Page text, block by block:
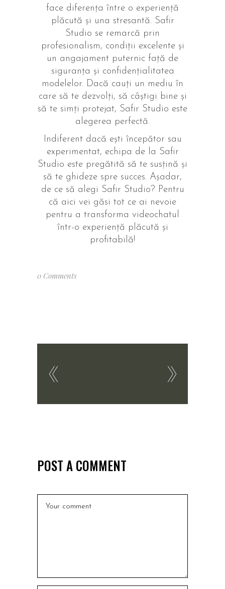
face diferența între o experiență
plăcută și una stresantă. Safir
Studio se remarcă prin
profesionalism, condiții excelente și
un angajament puternic față de
siguranța și confidențialitatea
modelelor. Dacă cauți un mediu în
care să te dezvolți, să câștigi bine și
să te simți protejat, Safir Studio este
alegerea perfectă.
Indiferent dacă ești începător sau
experimentat, echipa de la Safir
Studio este pregătită să te susțină și
să te ghideze spre succes. Așadar,
de ce să alegi Safir Studio? Pentru
că aici vei găsi tot ce ai nevoie
pentru a transforma videochatul
într-o experiență plăcută și
profitabilă!
0 Comments
POST A COMMENT